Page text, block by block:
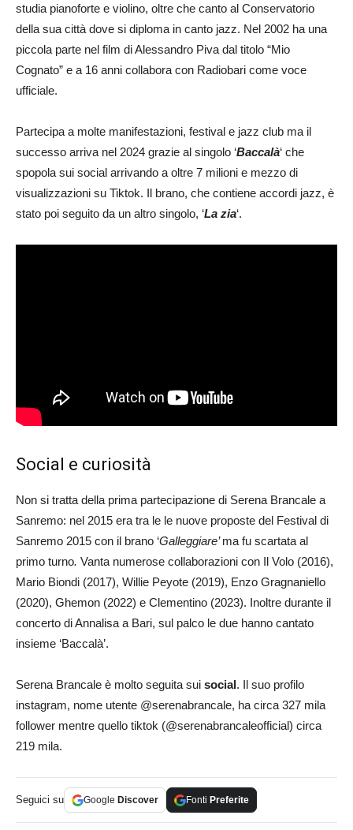
studia pianoforte e violino, oltre che canto al Conservatorio
della sua città dove si diploma in canto jazz. Nel 2002 ha una
piccola parte nel film di Alessandro Piva dal titolo “Mio
Cognato” e a 16 anni collabora con Radiobari come voce
ufficiale.
Partecipa a molte manifestazioni, festival e jazz club ma il
successo arriva nel 2024 grazie al singolo ‘Baccalà‘ che
spopola sui social arrivando a oltre 7 milioni e mezzo di
visualizzazioni su Tiktok. Il brano, che contiene accordi jazz, è
stato poi seguito da un altro singolo, ‘La zia‘.
Social e curiosità
Non si tratta della prima partecipazione di Serena Brancale a
Sanremo: nel 2015 era tra le le nuove proposte del Festival di
Sanremo 2015 con il brano ‘Galleggiare’ma fu scartata al
primo turno. Vanta numerose collaborazioni con Il Volo (2016),
Mario Biondi (2017), Willie Peyote (2019), Enzo Gragnaniello
(2020), Ghemon (2022) e Clementino (2023). Inoltre durante il
concerto di Annalisa a Bari, sul palco le due hanno cantato
insieme ‘Baccalà’.
Serena Brancale è molto seguita sui social. Il suo profilo
instagram, nome utente @serenabrancale, ha circa 327 mila
follower mentre quello tiktok (@serenabrancaleofficial) circa
219 mila.
Seguici su Google Discover Fonti Preferite